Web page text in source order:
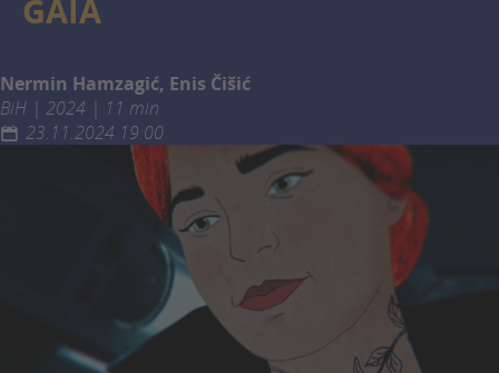
GAIA
Nermin Hamzagić, Enis Čišić
BiH | 2024 | 11 min
23.11.2024 19:00